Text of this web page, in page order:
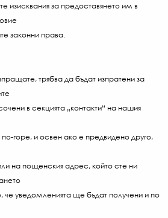
изисквания за предоставянето им в
законни права.
трябва да бъдат изпратени за
в секцията „контакти“ на нашия
горе, и освен ако е предвидено друго,
на пощенския адрес, който сте ни
че уведомленията ще бъдат получени и по